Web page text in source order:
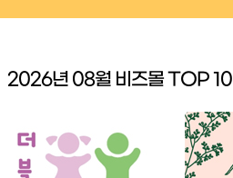
2026년 08월 비즈몰 TOP 10